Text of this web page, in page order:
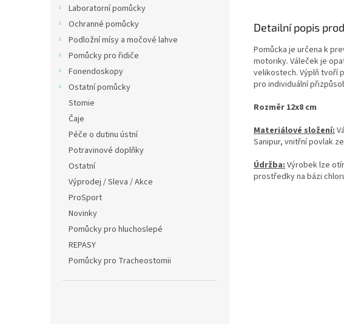
Laboratorní pomůcky
Ochranné pomůcky
Podložní mísy a močové lahve
Pomůcky pro řidiče
Fonendoskopy
Ostatní pomůcky
Stomie
Čaje
Péče o dutinu ústní
Potravinové doplňky
Ostatní
Výprodej / Sleva / Akce
ProSport
Novinky
Pomůcky pro hluchoslepé
REPASY
Pomůcky pro Tracheostomii
Detailní popis
Pomůcka je určena k
motoriky. Váleček je
velikostech. Výplň tvoří
pro individuální
Rozměr 12x8 cm
Materiálové složení:
Sanipur, vnitřní povlak
Údržba: Výrobek lze
prostředky na bázi